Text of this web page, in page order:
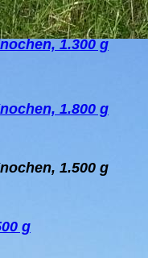
1.300 g
1.800 g
1.500 g
g